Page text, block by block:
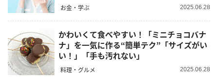
お金・学ぶ 2025.06.28
かわいくて食べやすい！「ミニチョコバナ
ナ」を一気に作る“簡単テク”「サイズがい
い！」「手も汚れない」
料理・グルメ 2025.06.28